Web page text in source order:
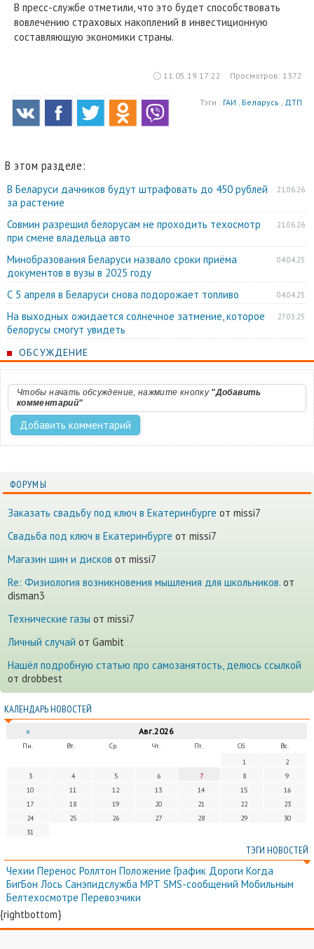
В пресс-службе отметили, что это будет способствовать
вовлечению страховых накоплений в инвестиционную
составляющую экономики страны.
11.05.19 17:22 Просмотров: 1372
Тэги : ГАИ , Беларусь , ДТП
В этом разделе:
21.06.26
В Беларуси дачников будут штрафовать до 450 рублей
за растение
21.06.26
Совмин разрешил белорусам не проходить техосмотр
при смене владельца авто
04.04.25
Минобразования Беларуси назвало сроки приёма
документов в вузы в 2025 году
04.04.25
С 5 апреля в Беларуси снова подорожает топливо
27.03.25
На выходных ожидается солнечное затмение, которое
белорусы смогут увидеть
ОБСУЖДЕНИЕ
Чтобы начать обсуждение, нажмите кнопку "Добавить
комментарий"
ФОРУМЫ
Заказать свадьбу под ключ в Екатеринбурге от missi7
Cвадьба под ключ в Екатеринбурге от missi7
Магазин шин и дисков от missi7
Re: Физиология возникновения мышления для школьников. от
disman3
Технические газы от missi7
Личный случай от Gambit
Нашёл подробную статью про самозанятость, делюсь ссылкой
от drobbest
КАЛЕНДАРЬ НОВОСТЕЙ
« Авг.2026
Пн. Вт. Ср. Чт. Пт. Сб.
Вс.
1
2
3
4 5 6 7 8
9
10
11 12 13 14 15
16
17
18 19 20 21 22
23
24
25 26 27 28 29
30
31
ТЭГИ НОВОСТЕЙ
Чехии Перенос Роллтон Положение График Дороги Когда
БигБон Лось Санэпидслужба МРТ SMS-сообщений Мобильным
Белтехосмотре Перевозчики
{rightbottom}